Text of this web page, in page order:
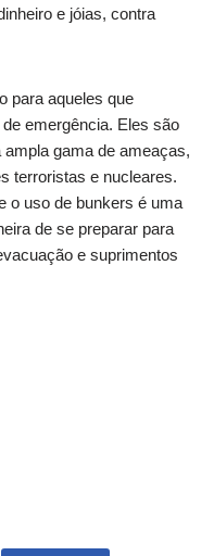
e jóias, contra
para aqueles que
emergência. Eles são
gama de ameaças,
terroristas e nucleares.
o uso de bunkers é uma
de se preparar para
e suprimentos